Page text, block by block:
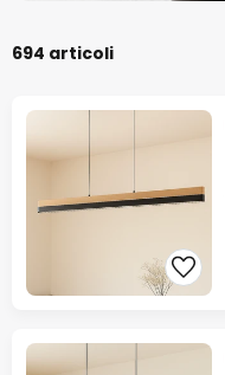
694 articoli